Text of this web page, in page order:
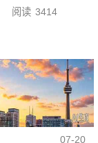
阅读 3414
07-20